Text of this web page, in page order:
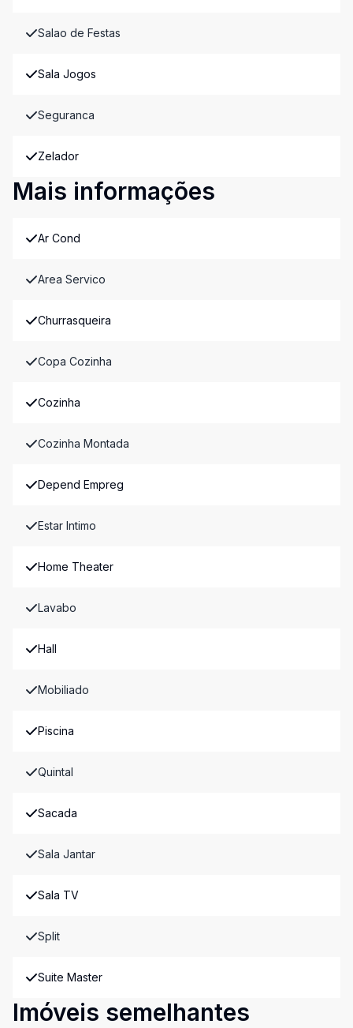
Salao de Festas
Sala Jogos
Seguranca
Zelador
Mais informações
Ar Cond
Area Servico
Churrasqueira
Copa Cozinha
Cozinha
Cozinha Montada
Depend Empreg
Estar Intimo
Home Theater
Lavabo
Hall
Mobiliado
Piscina
Quintal
Sacada
Sala Jantar
Sala TV
Split
Suite Master
Imóveis semelhantes